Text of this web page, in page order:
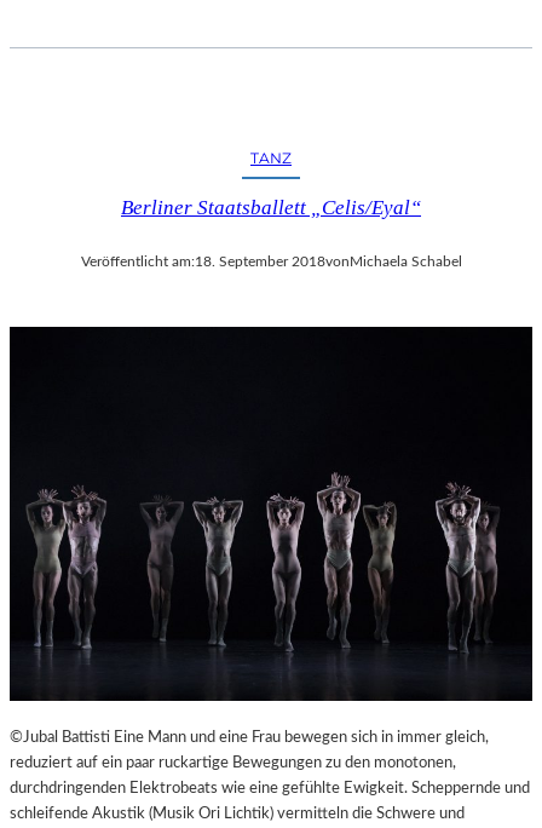
TANZ
Berliner Staatsballett „Celis/Eyal“
Veröffentlicht am:18. September 2018vonMichaela Schabel
©Jubal Battisti Eine Mann und eine Frau bewegen sich in immer gleich,
reduziert auf ein paar ruckartige Bewegungen zu den monotonen,
durchdringenden Elektrobeats wie eine gefühlte Ewigkeit. Scheppernde und
schleifende Akustik (Musik Ori Lichtik) vermitteln die Schwere und